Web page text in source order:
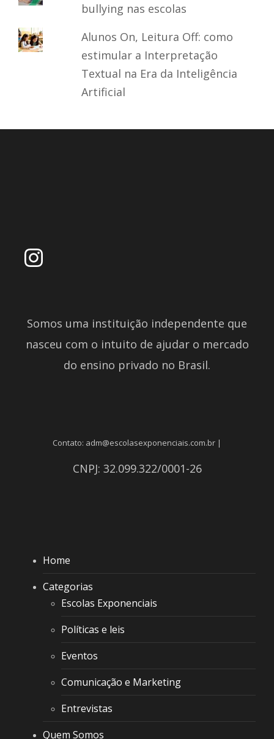
bullying nas escolas
Alunos On, Leitura Off: como
estimular a Interpretação
Textual na Era da Inteligência
Artificial
Somos uma instituição independente que
nasceu com o intuito de ajudar o mercado
do ensino privado no Brasil.
Contato: adm@escolasexponenciais.com.br |
CNPJ: 32.099.322/0001-26
Home
Categorias
Escolas Exponenciais
Políticas e leis
Eventos
Comunicação e Marketing
Entrevistas
Quem Somos